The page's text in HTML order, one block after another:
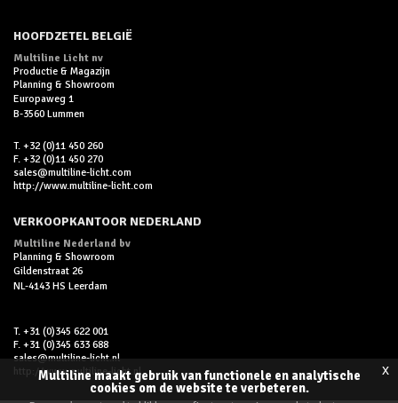
HOOFDZETEL BELGIË
Multiline Licht nv
Productie & Magazijn
Planning & Showroom
Europaweg 1
B-3560 Lummen
T. +32 (0)11 450 260
F. +32 (0)11 450 270
sales@multiline-licht.com
http://www.multiline-licht.com
VERKOOPKANTOOR NEDERLAND
Multiline Nederland bv
Planning & Showroom
Gildenstraat 26
NL-4143 HS Leerdam
T. +31 (0)345 622 001
F. +31 (0)345 633 688
sales@multiline-licht.nl
http://www.multiline-licht.nl
Multiline maakt gebruik van functionele en analytische
cookies om de website te verbeteren.
x